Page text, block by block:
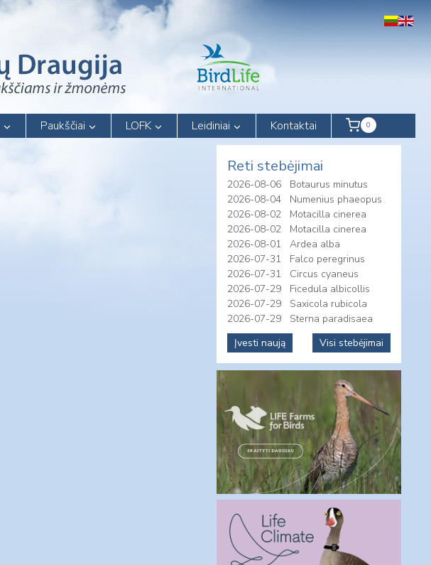
Paukščiai LOFK Leidiniai Kontaktai 0
Reti stebėjimai
2026-08-06
Botaurus minutus
2026-08-04
Numenius phaeopus
2026-08-02
Motacilla cinerea
2026-08-02
Motacilla cinerea
2026-08-01
Ardea alba
2026-07-31
Falco peregrinus
2026-07-31
Circus cyaneus
2026-07-29
Ficedula albicollis
2026-07-29
Saxicola rubicola
2026-07-29
Sterna paradisaea
Įvesti naują
Visi stebėjimai